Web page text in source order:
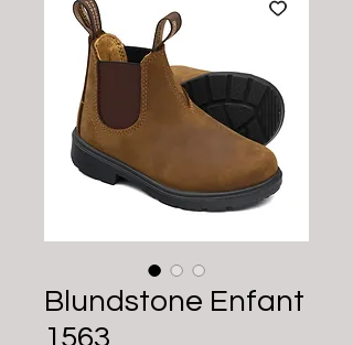
Blundstone Enfant
1563